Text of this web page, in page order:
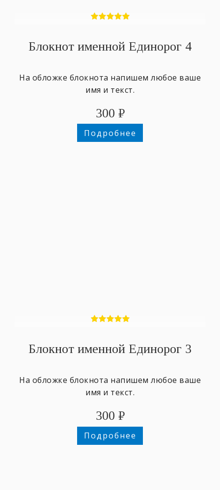
Блокнот именной Единорог 4
На обложке блокнота напишем любое ваше
имя и текст.
300 ₽
Подробнее
Блокнот именной Единорог 3
На обложке блокнота напишем любое ваше
имя и текст.
300 ₽
Подробнее